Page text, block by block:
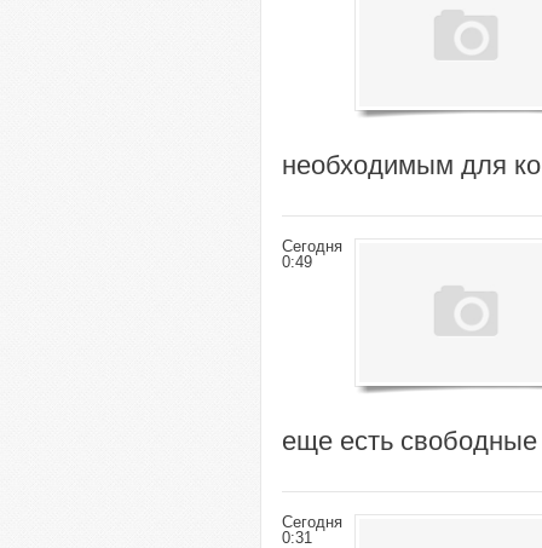
необходимым для
Сегодня
0:49
еще есть свободные
Сегодня
0:31